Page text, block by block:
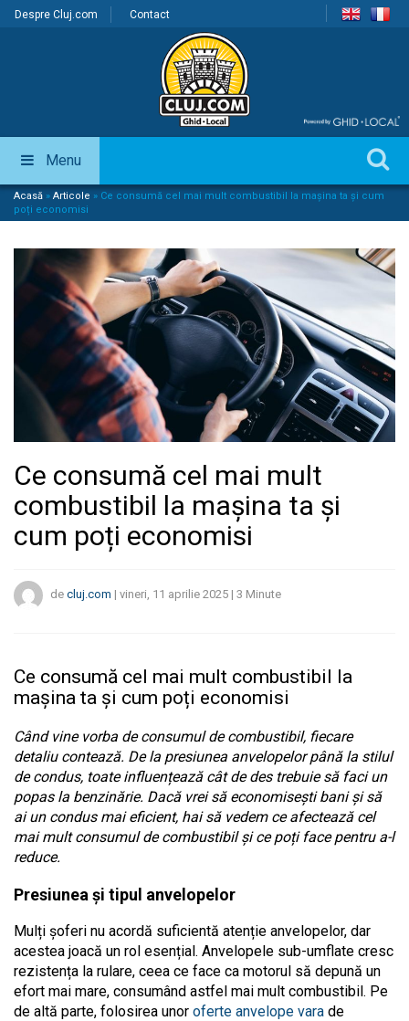
Despre Cluj.com Contact
Menu
Acasă » Articole » Ce consumă cel mai mult combustibil la mașina ta și cum
poți economisi
Ce consumă cel mai mult
combustibil la mașina ta și
cum poți economisi
de cluj.com | vineri, 11 aprilie 2025 | 3 Minute
Ce consumă cel mai mult combustibil la
mașina ta și cum poți economisi
Când vine vorba de consumul de combustibil, fiecare
detaliu contează. De la presiunea anvelopelor până la stilul
de condus, toate influențează cât de des trebuie să faci un
popas la benzinărie. Dacă vrei să economisești bani și să
ai un condus mai eficient, hai să vedem ce afectează cel
mai mult consumul de combustibil și ce poți face pentru a-l
reduce.
Presiunea și tipul anvelopelor
Mulți șoferi nu acordă suficientă atenție anvelopelor, dar
acestea joacă un rol esențial. Anvelopele sub-umflate cresc
rezistența la rulare, ceea ce face ca motorul să depună un
efort mai mare, consumând astfel mai mult combustibil. Pe
de altă parte, folosirea unor oferte anvelope vara de